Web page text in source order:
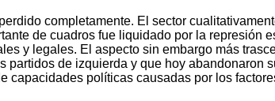
completamente. El sector
de cuadros fue liquidado por la represión
y legales. El aspecto sin embargo más
de izquierda y que hoy abandonaron
capacidades políticas causadas por los